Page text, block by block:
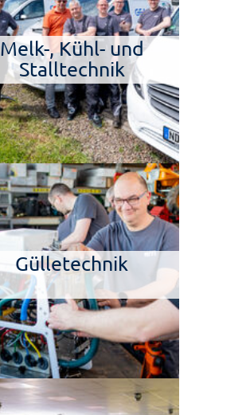
Melk-, Kühl- und
Stalltechnik
Gülletechnik